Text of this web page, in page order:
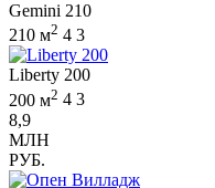
Gemini 210
210 м2 4 3
Liberty 200
200 м2 4 3
8,9
МЛН
РУБ.